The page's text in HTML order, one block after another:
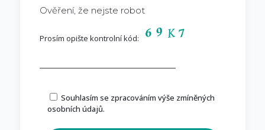
Ověření, že nejste robot
Prosím opište kontrolní kód:
Souhlasím se zpracováním výše zmíněných
osobních údajů.